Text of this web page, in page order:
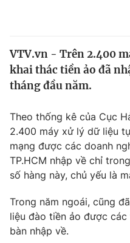
Thế giới
Thế giới đó đây
Câu chuyện quốc tế
Kinh tế
Tài chính
Thị trường
Dữ liệu và đời sống
Phim VTV
Hậu trường
Giải trí
VTV.vn - Trên 2.400
khai thác tiền ảo đã
tháng đầu năm.
Theo thống kê của Cục
2.400 máy xử lý dữ liệu
mạng được các doanh
TP.HCM nhập về chỉ
số hàng này, chủ yếu là
Trong năm ngoái, cũng
liệu đào tiền ảo được
bàn nhập về.